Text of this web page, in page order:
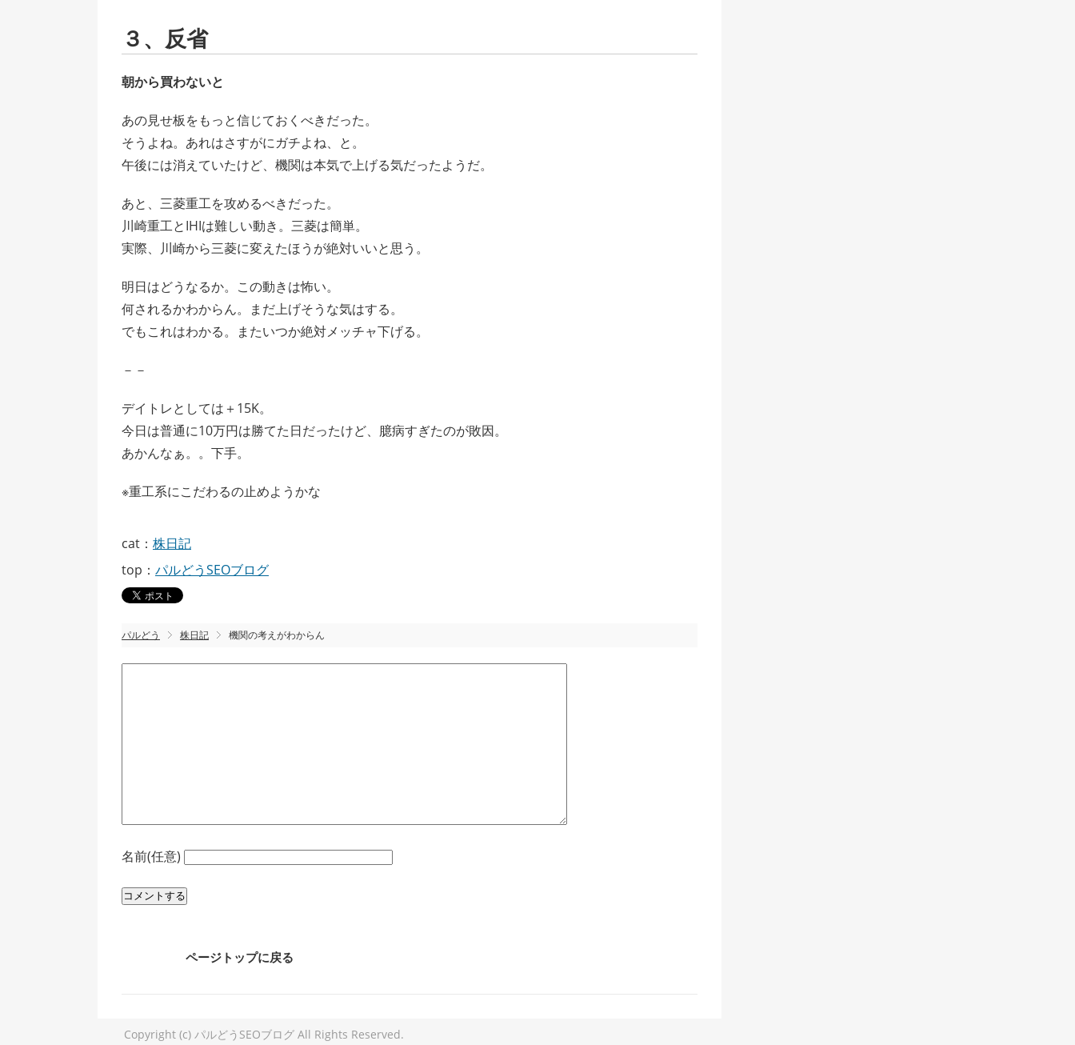
３、反省
朝から買わないと
あの見せ板をもっと信じておくべきだった。
そうよね。あれはさすがにガチよね、と。
午後には消えていたけど、機関は本気で上げる気だったようだ。
あと、三菱重工を攻めるべきだった。
川崎重工とIHIは難しい動き。三菱は簡単。
実際、川崎から三菱に変えたほうが絶対いいと思う。
明日はどうなるか。この動きは怖い。
何されるかわからん。まだ上げそうな気はする。
でもこれはわかる。またいつか絶対メッチャ下げる。
－－
デイトレとしては＋15K。
今日は普通に10万円は勝てた日だったけど、臆病すぎたのが敗因。
あかんなぁ。。下手。
※重工系にこだわるの止めようかな
cat： 株日記
top： パルどうSEOブログ
パルどう 株日記 機関の考えがわからん
名前(任意)
ページトップに戻る
Copyright (c) パルどうSEOブログ All Rights Reserved.